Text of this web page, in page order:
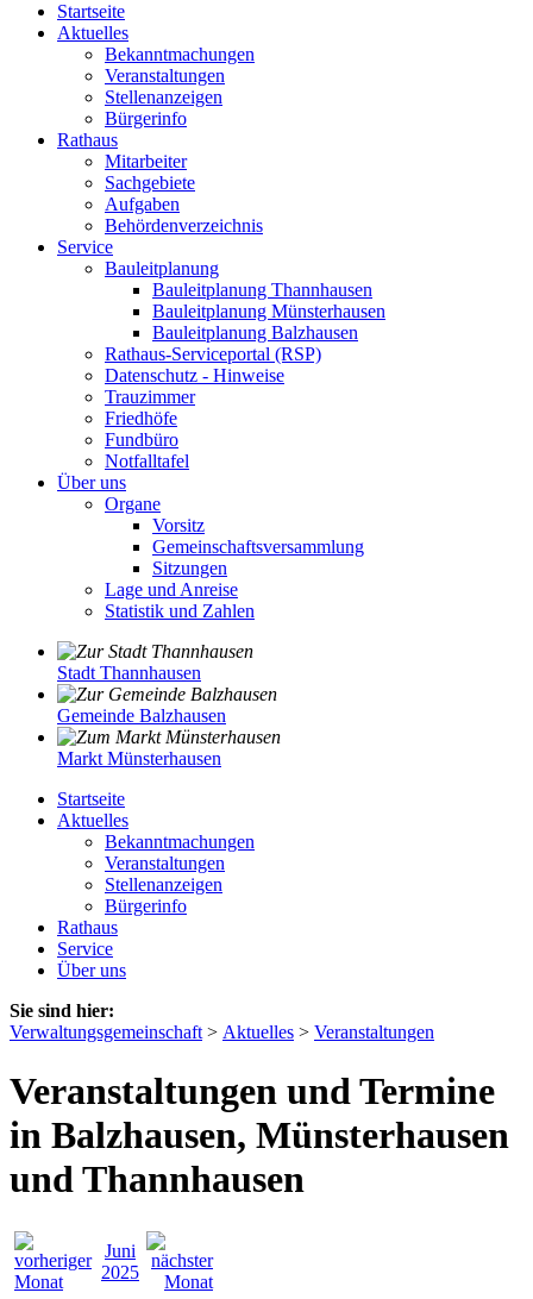
Startseite
Aktuelles
Bekanntmachungen
Veranstaltungen
Stellenanzeigen
Bürgerinfo
Rathaus
Mitarbeiter
Sachgebiete
Aufgaben
Behördenverzeichnis
Service
Bauleitplanung
Bauleitplanung Thannhausen
Bauleitplanung Münsterhausen
Bauleitplanung Balzhausen
Rathaus-Serviceportal (RSP)
Datenschutz - Hinweise
Trauzimmer
Friedhöfe
Fundbüro
Notfalltafel
Über uns
Organe
Vorsitz
Gemeinschaftsversammlung
Sitzungen
Lage und Anreise
Statistik und Zahlen
Stadt Thannhausen
Gemeinde Balzhausen
Markt Münsterhausen
Startseite
Aktuelles
Bekanntmachungen
Veranstaltungen
Stellenanzeigen
Bürgerinfo
Rathaus
Service
Über uns
Sie sind hier:
Verwaltungsgemeinschaft > Aktuelles > Veranstaltungen
Veranstaltungen und Termine
in Balzhausen, Münsterhausen
und Thannhausen
Juni
2025